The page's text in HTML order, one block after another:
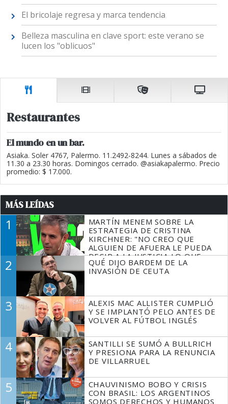
El bricolaje regresa y marca tendencia
Belleza masculina en clave sport: este verano se
lucen los "oblicuos"
Restaurantes
El mundo en un bar.
Asiaka. Soler 4767, Palermo. 11.2492-8244. Lunes a sábados de
11.30 a 23.30 horas. Domingos cerrado. @asiakapalermo. Precio
promedio: $ 17.000.
MÁS LEÍDAS
1
MARTÍN MENEM SOBRE LA
ESTRATEGIA DE CRISTINA
KIRCHNER: "NO CREO QUE
ALGUIEN DE AFUERA LE PUEDA
DECIR A LA JUSTICIA LO QUE
TIENE QUE HACER"
2
QUÉ DIJO BARDEM DE LA
INVASIÓN DE CEUTA
3
ALEXIS MAC ALLISTER CUMPLIÓ
Y SE IMPLANTÓ PELO ANTES DE
VOLVER AL FÚTBOL INGLÉS
4
SANTILLI SE SUMÓ A BULLRICH
Y PRESIONA PARA LA RENUNCIA
DE VILLARRUEL
5
CHAUVINISMO BOBO Y CRISIS
CON BRASIL: LOS ARGENTINOS
SOMOS DERECHOS Y HUMANOS